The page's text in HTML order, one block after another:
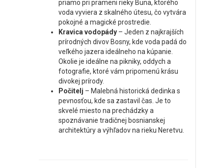
priamo pri prameni rieky Buna, ktorého
voda vyviera z skalného útesu, čo vytvára
pokojné a magické prostredie.
Kravica vodopády – Jeden z najkrajších
prírodných divov Bosny, kde voda padá do
veľkého jazera ideálneho na kúpanie.
Okolie je ideálne na pikniky, oddych a
fotografie, ktoré vám pripomenú krásu
divokej prírody.
Počitelj – Malebná historická dedinka s
pevnosťou, kde sa zastavil čas. Je to
skvelé miesto na prechádzky a
spoznávanie tradičnej bosnianskej
architektúry a výhľadov na rieku Neretvu.